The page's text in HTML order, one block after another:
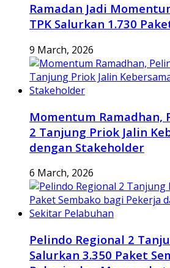
Ramadan Jadi
TPK Salurkan 1.730
9 March, 2026
Momentum Ramadhan,
2 Tanjung Priok Jalin
dengan Stakeholder
6 March, 2026
Pelindo Regional 2
Salurkan 3.350 Paket